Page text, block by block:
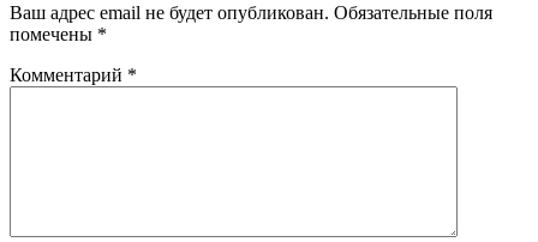
Ваш адрес email не будет опубликован. Обязательные поля
помечены *
Комментарий *